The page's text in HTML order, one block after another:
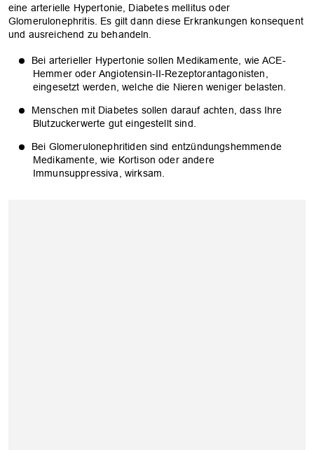
eine arterielle Hypertonie, Diabetes mellitus oder
Glomerulonephritis. Es gilt dann diese Erkrankungen konsequent
und ausreichend zu behandeln.
Bei arterieller Hypertonie sollen Medikamente, wie ACE-
Hemmer oder Angiotensin-II-Rezeptorantagonisten,
eingesetzt werden, welche die Nieren weniger belasten.
Menschen mit Diabetes sollen darauf achten, dass Ihre
Blutzuckerwerte gut eingestellt sind.
Bei Glomerulonephritiden sind entzündungshemmende
Medikamente, wie Kortison oder andere
Immunsuppressiva, wirksam.